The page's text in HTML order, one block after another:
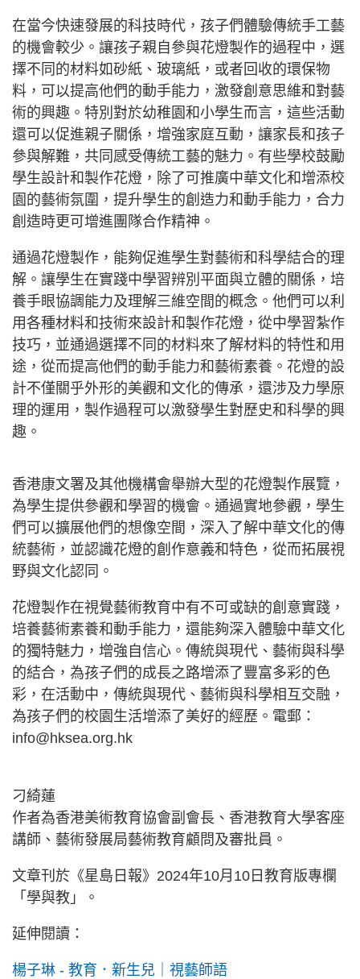
在當今快速發展的科技時代，孩子們體驗傳統手工藝
的機會較少。讓孩子親自參與花燈製作的過程中，選
擇不同的材料如砂紙、玻璃紙，或者回收的環保物
料，可以提高他們的動手能力，激發創意思維和對藝
術的興趣。特別對於幼稚園和小學生而言，這些活動
還可以促進親子關係，增強家庭互動，讓家長和孩子
參與解難，共同感受傳統工藝的魅力。有些學校鼓勵
學生設計和製作花燈，除了可推廣中華文化和增添校
園的藝術氛圍，提升學生的創造力和動手能力，合力
創造時更可增進團隊合作精神。
通過花燈製作，能夠促進學生對藝術和科學結合的理
解。讓學生在實踐中學習辨別平面與立體的關係，培
養手眼協調能力及理解三維空間的概念。他們可以利
用各種材料和技術來設計和製作花燈，從中學習紮作
技巧，並通過選擇不同的材料來了解材料的特性和用
途，從而提高他們的動手能力和藝術素養。花燈的設
計不僅關乎外形的美觀和文化的傳承，還涉及力學原
理的運用，製作過程可以激發學生對歷史和科學的興
趣。
香港康文署及其他機構會舉辦大型的花燈製作展覽，
為學生提供參觀和學習的機會。通過實地參觀，學生
們可以擴展他們的想像空間，深入了解中華文化的傳
統藝術，並認識花燈的創作意義和特色，從而拓展視
野與文化認同。
花燈製作在視覺藝術教育中有不可或缺的創意實踐，
培養藝術素養和動手能力，還能夠深入體驗中華文化
的獨特魅力，增強自信心。傳統與現代、藝術與科學
的結合，為孩子們的成長之路增添了豐富多彩的色
彩，在活動中，傳統與現代、藝術與科學相互交融，
為孩子們的校園生活增添了美好的經歷。電郵：
info@hksea.org.hk
刁綺蓮
作者為香港美術教育協會副會長、香港教育大學客座
講師、藝術發展局藝術教育顧問及審批員。
文章刊於《星島日報》2024年10月10日教育版專欄
「學與教」。
延伸閱讀：
楊子琳 - 教育．新生兒｜視藝師語